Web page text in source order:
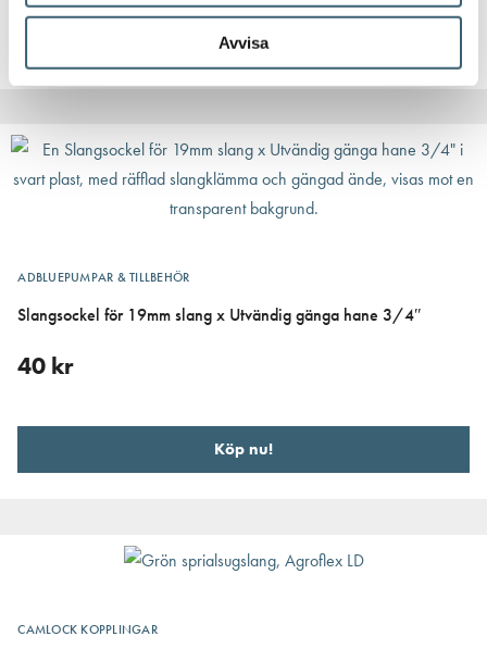
Avvisa
Köp nu!
ADBLUEPUMPAR & TILLBEHÖR
Slangsockel för 19mm slang x Utvändig gänga hane 3/4″
40 kr
Köp nu!
CAMLOCK KOPPLINGAR